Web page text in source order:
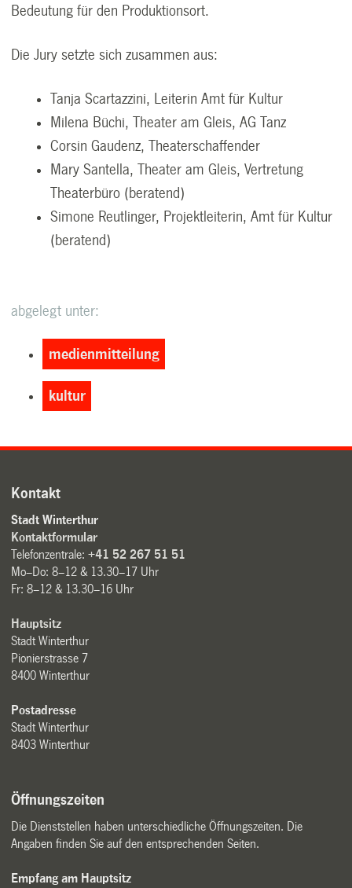
Bedeutung für den Produktionsort.
Die Jury setzte sich zusammen aus:
Tanja Scartazzini, Leiterin Amt für Kultur
Milena Büchi, Theater am Gleis, AG Tanz
Corsin Gaudenz, Theaterschaffender
Mary Santella, Theater am Gleis, Vertretung
Theaterbüro (beratend)
Simone Reutlinger, Projektleiterin, Amt für Kultur
(beratend)
abgelegt unter:
medienmitteilung
kultur
Kontakt
Stadt Winterthur
Kontaktformular
Telefonzentrale:+41 52 267 51 51
Mo–Do: 8–12 & 13.30–17 Uhr
Fr: 8–12 & 13.30–16 Uhr
Hauptsitz
Stadt Winterthur
Pionierstrasse 7
8400 Winterthur
Postadresse
Stadt Winterthur
8403 Winterthur
Öffnungszeiten
Die Dienststellen haben unterschiedliche Öffnungszeiten. Die
Angaben finden Sie auf den entsprechenden Seiten.
Empfang am Hauptsitz